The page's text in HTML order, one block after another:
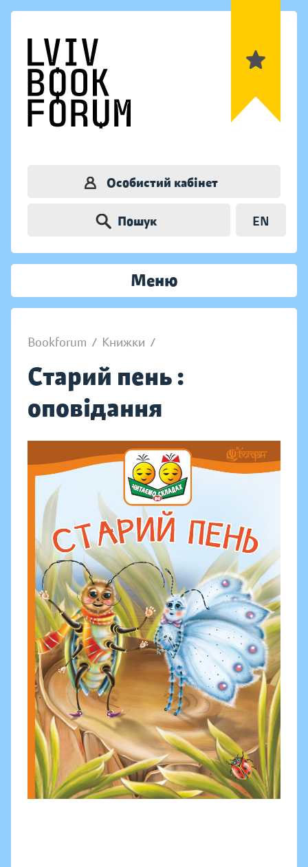
Особистий кабінет
Пошук EN
Меню
Bookforum / Книжки /
Старий пень :
оповідання